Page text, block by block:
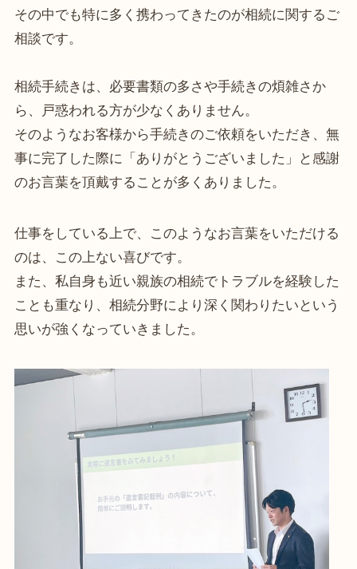
その中でも特に多く携わってきたのが相続に関するご
相談です。
相続手続きは、必要書類の多さや手続きの煩雑さか
ら、戸惑われる方が少なくありません。
そのようなお客様から手続きのご依頼をいただき、無
事に完了した際に「ありがとうございました」と感謝
のお言葉を頂戴することが多くありました。
仕事をしている上で、このようなお言葉をいただける
のは、この上ない喜びです。
また、私自身も近い親族の相続でトラブルを経験した
ことも重なり、相続分野により深く関わりたいという
思いが強くなっていきました。